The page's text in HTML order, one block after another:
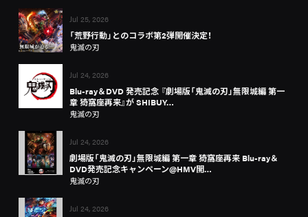
Jul 25, 2026
「荒野行動」とのコラボ第2弾開催決定！
鬼滅の刃
Jul 24, 2026
Blu-ray＆DVD 発売記念 『劇場版「鬼滅の刃」無限城編 第一
章 猗窩座再来』が SHIBUY…
鬼滅の刃
Jul 24, 2026
劇場版「鬼滅の刃」無限城編 第一章 猗窩座再来 Blu-ray＆
DVD発売記念キャンペーン@HMV開…
鬼滅の刃
Jul 24, 2026